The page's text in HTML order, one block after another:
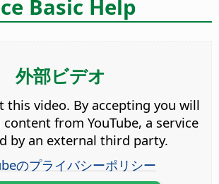
Basic Help
外部ビデオ
this video. By accepting you will
content from YouTube, a service
by an external third party.
のプライバシーポリシー